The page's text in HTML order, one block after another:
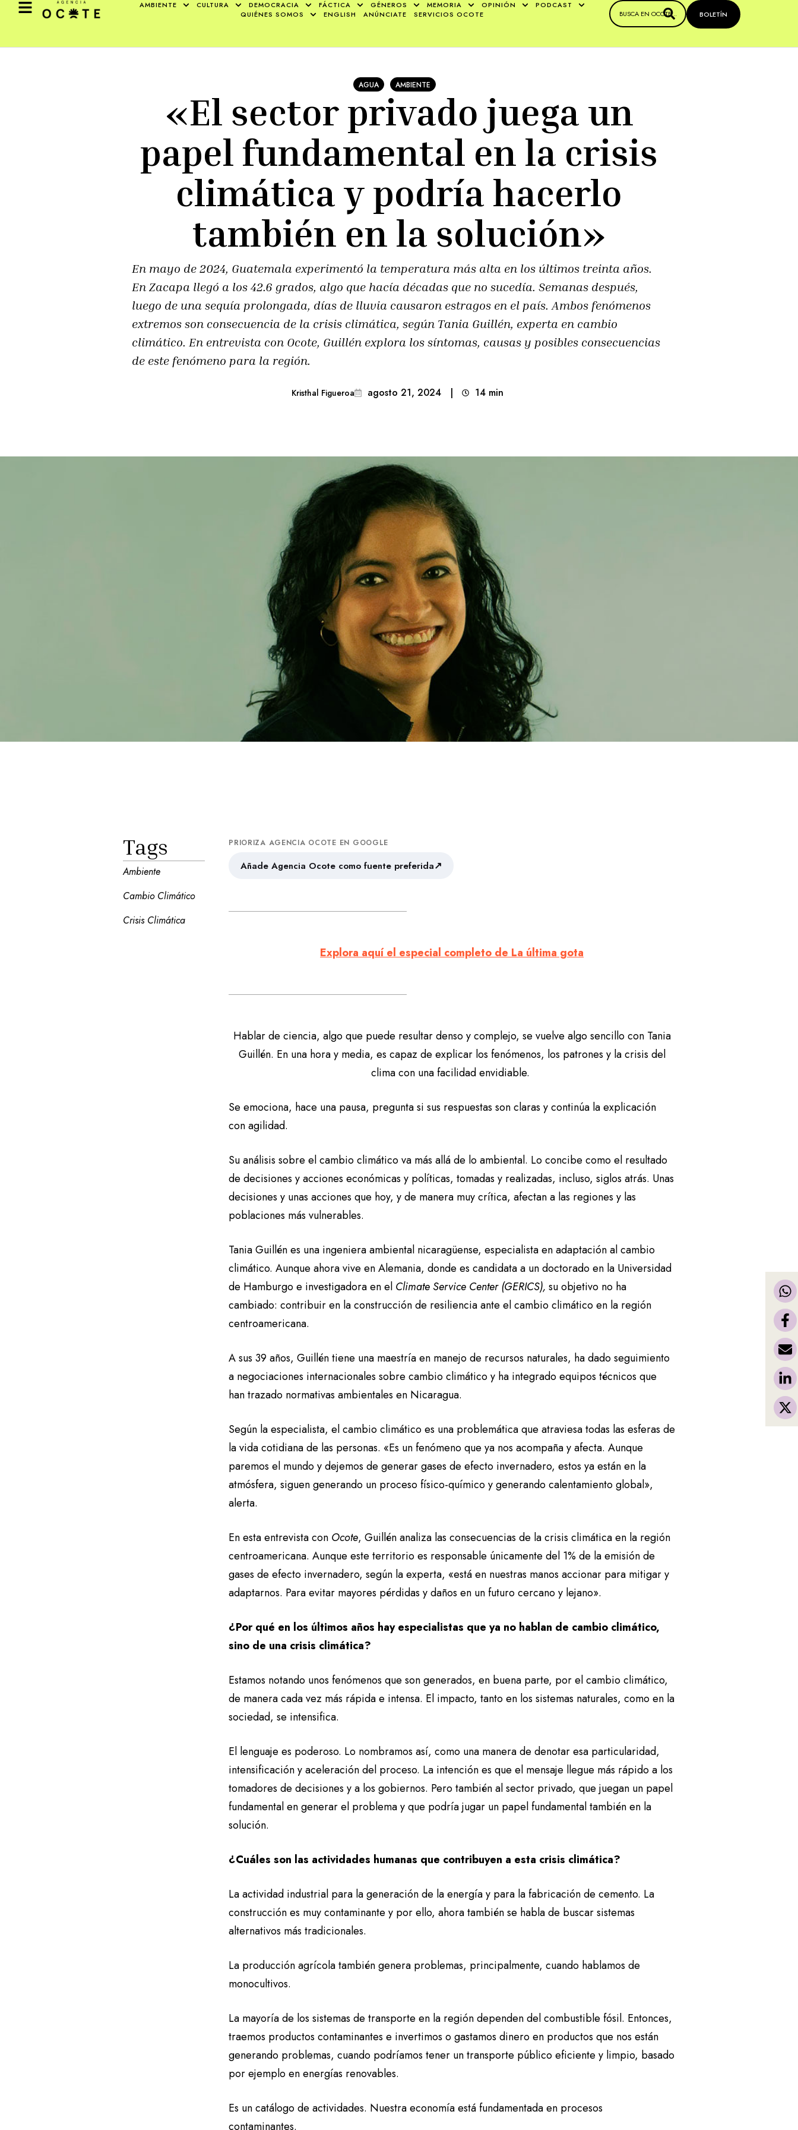
AMBIENTE CULTURA DEMOCRACIA FÁCTICA GÉNEROS MEMORIA OPINIÓN
PODCAST
QUIÉNES SOMOS
ENGLISH ANÚNCIATE SERVICIOS OCOTE BOLETÍN
AGUA AMBIENTE
«El sector privado juega un
papel fundamental en la crisis
climática y podría hacerlo
también en la solución»
En mayo de 2024, Guatemala experimentó la temperatura más alta en los últimos treinta años.
En Zacapa llegó a los 42.6 grados, algo que hacía décadas que no sucedía. Semanas después,
luego de una sequía prolongada, días de lluvia causaron estragos en el país. Ambos fenómenos
extremos son consecuencia de la crisis climática, según Tania Guillén, experta en cambio
climático. En entrevista con Ocote, Guillén explora los síntomas, causas y posibles consecuencias
de este fenómeno para la región.
Kristhal Figueroa agosto 21, 2024 | 14 min
Tags
Ambiente
Cambio Climático
Crisis Climática
PRIORIZA AGENCIA OCOTE EN GOOGLE
Añade Agencia Ocote como fuente preferida↗
Explora aquí el especial completo de La última gota
Hablar de ciencia, algo que puede resultar denso y complejo, se vuelve algo sencillo con Tania
Guillén. En una hora y media, es capaz de explicar los fenómenos, los patrones y la crisis del
clima con una facilidad envidiable.
Se emociona, hace una pausa, pregunta si sus respuestas son claras y continúa la explicación
con agilidad.
Su análisis sobre el cambio climático va más allá de lo ambiental. Lo concibe como el resultado
de decisiones y acciones económicas y políticas, tomadas y realizadas, incluso, siglos atrás. Unas
decisiones y unas acciones que hoy, y de manera muy crítica, afectan a las regiones y las
poblaciones más vulnerables.
Tania Guillén es una ingeniera ambiental nicaragüense, especialista en adaptación al cambio
climático. Aunque ahora vive en Alemania, donde es candidata a un doctorado en la Universidad
de Hamburgo e investigadora en el Climate Service Center (GERICS),su objetivo no ha
cambiado: contribuir en la construcción de resiliencia ante el cambio climático en la región
centroamericana.
A sus 39 años, Guillén tiene una maestría en manejo de recursos naturales, ha dado seguimiento
a negociaciones internacionales sobre cambio climático y ha integrado equipos técnicos que
han trazado normativas ambientales en Nicaragua.
Según la especialista, el cambio climático es una problemática que atraviesa todas las esferas de
la vida cotidiana de las personas. «Es un fenómeno que ya nos acompaña y afecta. Aunque
paremos el mundo y dejemos de generar gases de efecto invernadero, estos ya están en la
atmósfera, siguen generando un proceso físico-químico y generando calentamiento global»,
alerta.
En esta entrevista con Ocote, Guillén analiza las consecuencias de la crisis climática en la región
centroamericana. Aunque este territorio es responsable únicamente del 1% de la emisión de
gases de efecto invernadero, según la experta, «está en nuestras manos accionar para mitigar y
adaptarnos. Para evitar mayores pérdidas y daños en un futuro cercano y lejano».
¿Por qué en los últimos años hay especialistas que ya no hablan de cambio climático,
sino de una crisis climática?
Estamos notando unos fenómenos que son generados, en buena parte, por el cambio climático,
de manera cada vez más rápida e intensa. El impacto, tanto en los sistemas naturales, como en la
sociedad, se intensifica.
El lenguaje es poderoso. Lo nombramos así, como una manera de denotar esa particularidad,
intensificación y aceleración del proceso. La intención es que el mensaje llegue más rápido a los
tomadores de decisiones y a los gobiernos. Pero también al sector privado, que juegan un papel
fundamental en generar el problema y que podría jugar un papel fundamental también en la
solución.
¿Cuáles son las actividades humanas que contribuyen a esta crisis climática?
La actividad industrial para la generación de la energía y para la fabricación de cemento. La
construcción es muy contaminante y por ello, ahora también se habla de buscar sistemas
alternativos más tradicionales.
La producción agrícola también genera problemas, principalmente, cuando hablamos de
monocultivos.
La mayoría de los sistemas de transporte en la región dependen del combustible fósil. Entonces,
traemos productos contaminantes e invertimos o gastamos dinero en productos que nos están
generando problemas, cuando podríamos tener un transporte público eficiente y limpio, basado
por ejemplo en energías renovables.
Es un catálogo de actividades. Nuestra economía está fundamentada en procesos
contaminantes.